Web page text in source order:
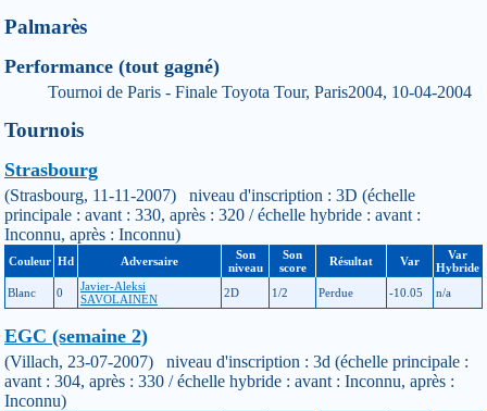
Palmarès
Performance (tout gagné)
Tournoi de Paris - Finale Toyota Tour, Paris2004, 10-04-2004
Tournois
Strasbourg
(Strasbourg, 11-11-2007) niveau d'inscription : 3D (échelle
principale : avant : 330, après : 320 / échelle hybride : avant :
Inconnu, après : Inconnu)
Couleur Hd Adversaire
Son
niveau
Son
score
Résultat Var
Var
Hybride
Blanc
0
Javier-Aleksi
SAVOLAINEN
2D 1/2 Perdue -10.05 n/a
EGC (semaine 2)
(Villach, 23-07-2007) niveau d'inscription : 3d (échelle principale :
avant : 304, après : 330 / échelle hybride : avant : Inconnu, après :
Inconnu)